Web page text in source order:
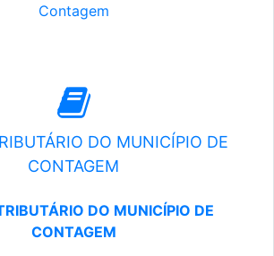
Contagem
DO MUNICÍPIO DE
CONTAGEM
DO MUNICÍPIO DE
CONTAGEM